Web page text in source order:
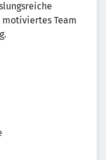
Team